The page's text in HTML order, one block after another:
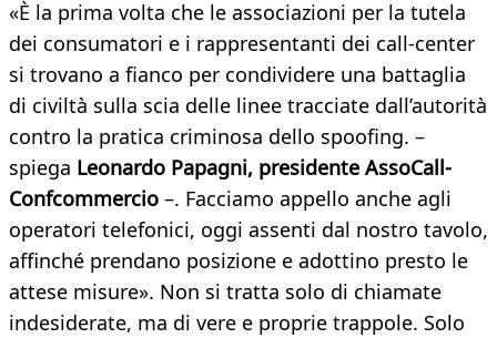
«È la prima volta che le associazioni per la tutela
dei consumatori e i rappresentanti dei call-center
si trovano a fianco per condividere una battaglia
di civiltà sulla scia delle linee tracciate dall’autorità
contro la pratica criminosa dello spoofing. –
spiega Leonardo Papagni, presidente AssoCall-
Confcommercio –. Facciamo appello anche agli
operatori telefonici, oggi assenti dal nostro tavolo,
affinché prendano posizione e adottino presto le
attese misure». Non si tratta solo di chiamate
indesiderate, ma di vere e proprie trappole. Solo